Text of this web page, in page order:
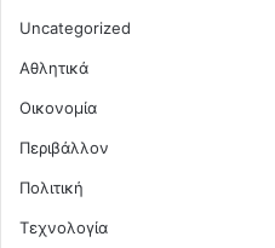
Uncategorized
Αθλητικά
Οικονομία
Περιβάλλον
Πολιτική
Τεχνολογία